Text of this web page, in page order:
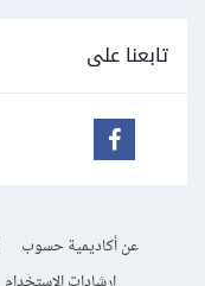
تابعنا على
عن أكاديمية حسوب